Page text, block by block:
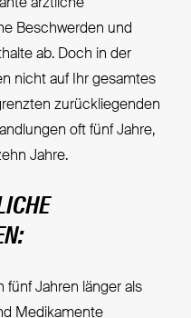
ärztliche
Beschwerden und
ab. Doch in der
nicht auf Ihr gesamtes
zurückliegenden
oft fünf Jahre,
Jahre.
fünf Jahren länger als
Medikamente